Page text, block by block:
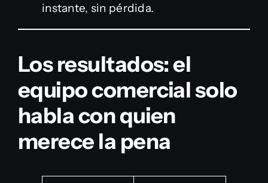
instante, sin pérdida.
Los resultados: el
equipo comercial solo
habla con quien
merece la pena